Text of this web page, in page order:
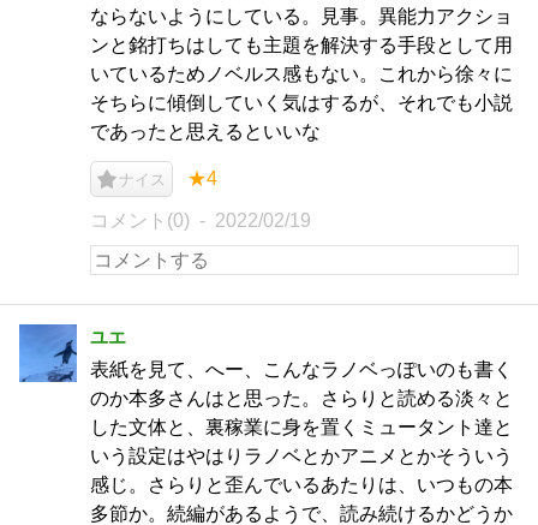
ならないようにしている。見事。異能力アクショ
ンと銘打ちはしても主題を解決する手段として用
いているためノベルス感もない。これから徐々に
そちらに傾倒していく気はするが、それでも小説
であったと思えるといいな
ナイス ★4
コメント(0) 2022/02/19
ユエ
表紙を見て、へー、こんなラノベっぽいのも書く
のか本多さんはと思った。さらりと読める淡々と
した文体と、裏稼業に身を置くミュータント達と
いう設定はやはりラノベとかアニメとかそういう
感じ。さらりと歪んでいるあたりは、いつもの本
多節か。続編があるようで、読み続けるかどうか